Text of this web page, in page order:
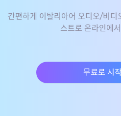
간편하게 이탈리아어 오디오/비디
스트로 온라인에
무료로 시